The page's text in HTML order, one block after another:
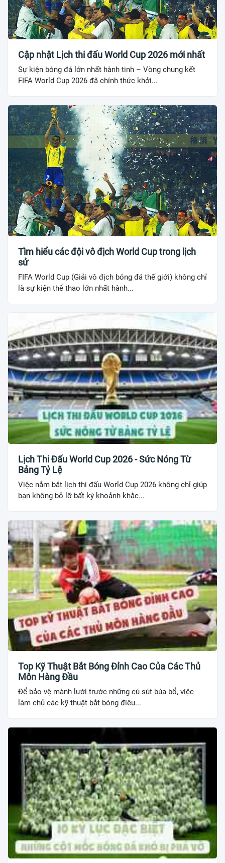
Cập nhật Lịch thi đấu World Cup 2026 mới nhất
Sự kiện bóng đá lớn nhất hành tinh – Vòng chung kết
FIFA World Cup 2026 đã chính thức khởi...
Tìm hiểu các đội vô địch World Cup trong lịch
sử
FIFA World Cup (Giải vô địch bóng đá thế giới) không chỉ
là sự kiện thể thao lớn nhất hành...
Lịch Thi Đấu World Cup 2026 - Sức Nóng Từ
Bảng Tỷ Lệ
Việc nắm bắt lịch thi đấu World Cup 2026 không chỉ giúp
bạn không bỏ lỡ bất kỳ khoảnh khắc...
Top Kỹ Thuật Bắt Bóng Đỉnh Cao Của Các Thủ
Môn Hàng Đầu
Để bảo vệ mành lưới trước những cú sút búa bổ, việc
làm chủ các kỹ thuật bắt bóng điêu...